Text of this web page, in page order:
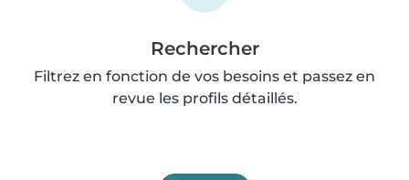
Rechercher
Filtrez en fonction de vos besoins et passez en
revue les profils détaillés.